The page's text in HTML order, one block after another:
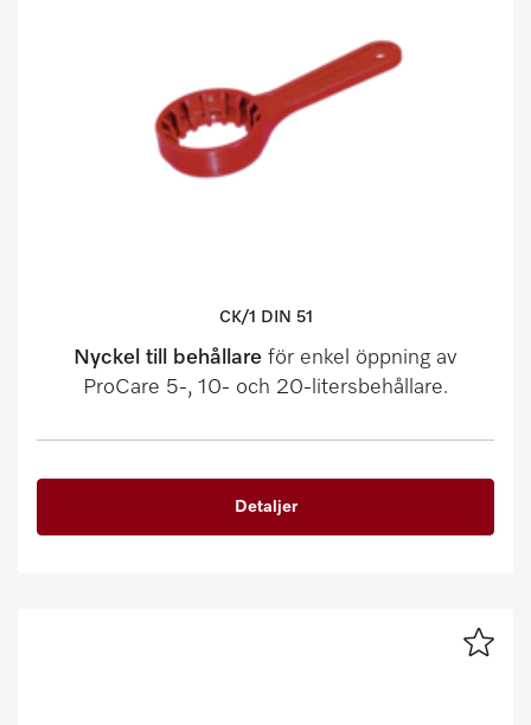
CK/1 DIN 51
Nyckel till behållare för enkel öppning av
ProCare 5-, 10- och 20-litersbehållare.
Detaljer